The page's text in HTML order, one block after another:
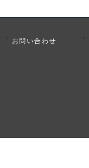
お問い合わせ